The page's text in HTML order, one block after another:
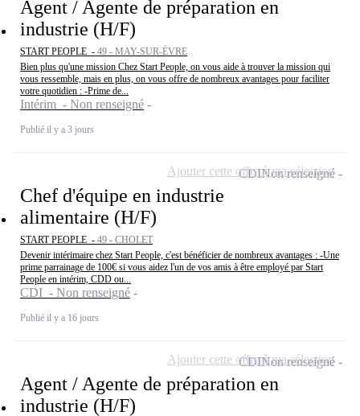
Agent / Agente de préparation en
industrie (H/F)
START PEOPLE - 49 - MAY-SUR-ÈVRE
Bien plus qu'une mission Chez Start People, on vous aide à trouver la mission qui
vous ressemble, mais en plus, on vous offre de nombreux avantages pour faciliter
votre quotidien : -Prime de...
Intérim - Non renseigné
Publié il y a 3 jours
Chef d'équipe en industrie
alimentaire (H/F)
START PEOPLE - 49 - CHOLET
Devenir intérimaire chez Start People, c'est bénéficier de nombreux avantages : -Une
prime parrainage de 100€ si vous aidez l'un de vos amis à être employé par Start
People en intérim, CDD ou...
CDI - Non renseigné
Publié il y a 16 jours
CDINon renseigné
Ajouter cette offre à ma sélection
Agent / Agente de préparation en
industrie (H/F)
CDINon renseigné
Ajouter cette offre à ma sélection